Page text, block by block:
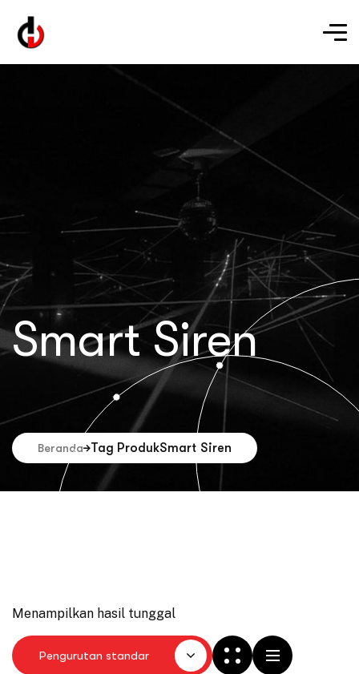
Smart Siren
Beranda Tag ProdukSmart Siren
Menampilkan hasil tunggal
Pengurutan standar